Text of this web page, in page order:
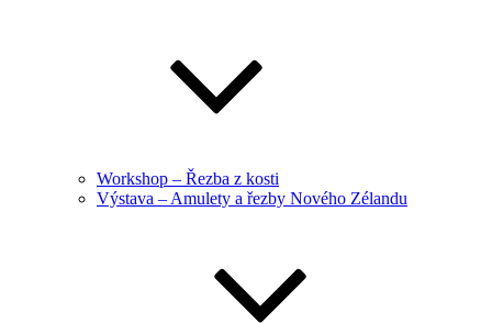
Workshop – Řezba z kosti
Výstava – Amulety a řezby Nového Zélandu